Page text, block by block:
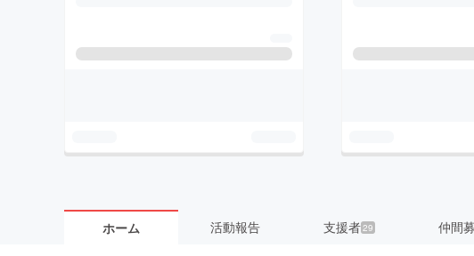
ホーム 活動報告 支援者 29 仲間